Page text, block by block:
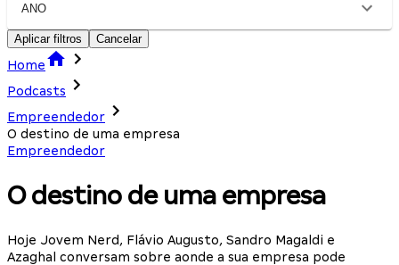
ANO
Aplicar filtros Cancelar
Home
Podcasts
Empreendedor
O destino de uma empresa
Empreendedor
O destino de uma empresa
Hoje Jovem Nerd, Flávio Augusto, Sandro Magaldi e
Azaghal conversam sobre aonde a sua empresa pode